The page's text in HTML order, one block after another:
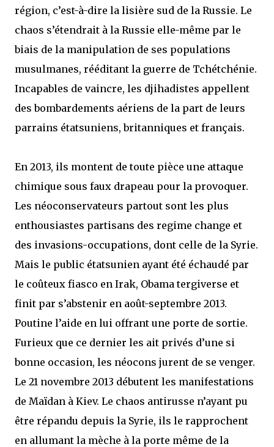
région, c’est-à-dire la lisière sud de la Russie. Le
chaos s’étendrait à la Russie elle-même par le
biais de la manipulation de ses populations
musulmanes, rééditant la guerre de Tchétchénie.
Incapables de vaincre, les djihadistes appellent
des bombardements aériens de la part de leurs
parrains étatsuniens, britanniques et français.
En 2013, ils montent de toute pièce une attaque
chimique sous faux drapeau pour la provoquer.
Les néoconservateurs partout sont les plus
enthousiastes partisans des regime change et
des invasions-occupations, dont celle de la Syrie.
Mais le public étatsunien ayant été échaudé par
le coûteux fiasco en Irak, Obama tergiverse et
finit par s’abstenir en août-septembre 2013.
Poutine l’aide en lui offrant une porte de sortie.
Furieux que ce dernier les ait privés d’une si
bonne occasion, les néocons jurent de se venger.
Le 21 novembre 2013 débutent les manifestations
de Maïdan à Kiev. Le chaos antirusse n’ayant pu
être répandu depuis la Syrie, ils le rapprochent
en allumant la mèche à la porte même de la